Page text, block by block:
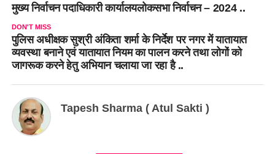
मुख्य निर्वाचन पदाधिकारी कार्यालयलोकसभा निर्वाचन – 2024 ..
DON'T MISS
पुलिस अधीक्षक सुश्री अंकिता शर्मा के निर्देश पर नगर में यातायात
व्यवस्था बनाने एवं यातायात नियम का पालन करने तथा लोगों को
जागरूक करने हेतु अभियान चलाया जा रहा है ..
Tapesh Sharma ( Atul Sakti )